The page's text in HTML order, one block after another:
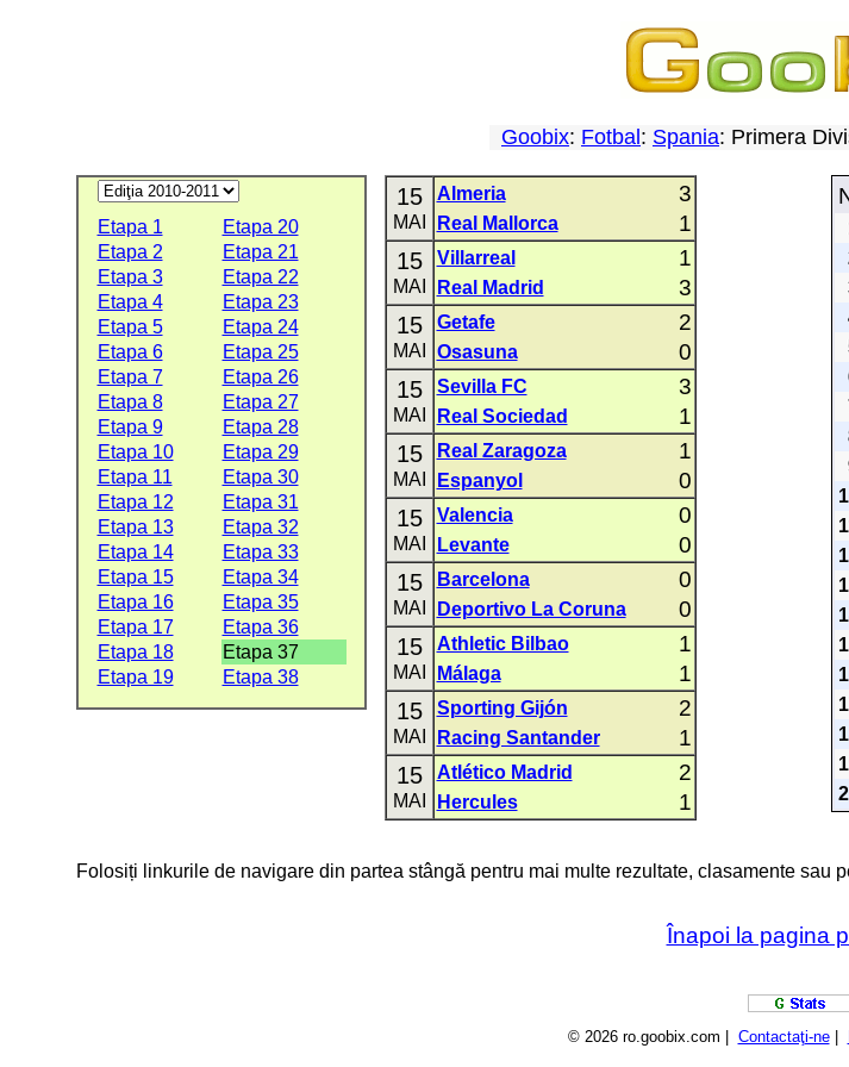
Goobix: Fotbal : Spania: Primera
Etapa 1
Etapa 20
Etapa 2
Etapa 21
Etapa 3
Etapa 22
Etapa 4
Etapa 23
Etapa 5
Etapa 24
Etapa 6
Etapa 25
Etapa 7
Etapa 26
Etapa 8
Etapa 27
Etapa 9
Etapa 28
Etapa 10
Etapa 29
Etapa 11
Etapa 30
Etapa 12
Etapa 31
Etapa 13
Etapa 32
Etapa 14
Etapa 33
Etapa 15
Etapa 34
Etapa 16
Etapa 35
Etapa 17
Etapa 36
Etapa 18
Etapa 37
Etapa 19
Etapa 38
15
MAI
Almeria 3
Real Mallorca 1
15
MAI
Villarreal 1
Real Madrid 3
15
MAI
Getafe 2
Osasuna 0
15
MAI
Sevilla FC 3
Real Sociedad 1
15
MAI
Real Zaragoza 1
Espanyol 0
15
MAI
Valencia 0
Levante 0
15
MAI
Barcelona 0
Deportivo La Coruna 0
15
MAI
Athletic Bilbao 1
Málaga 1
15
MAI
Sporting Gijón 2
Racing Santander 1
15
MAI
Atlético Madrid 2
Hercules 1
Folosiți linkurile de navigare din partea stângă pentru mai multe rezultate, clasamente sau
Înapoi la pagina
© 2026 ro.goobix.com | Contactaţi-ne|